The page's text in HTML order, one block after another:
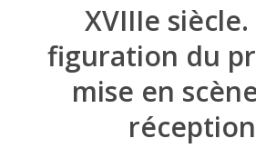
XVIIIe
figuration du
mise en